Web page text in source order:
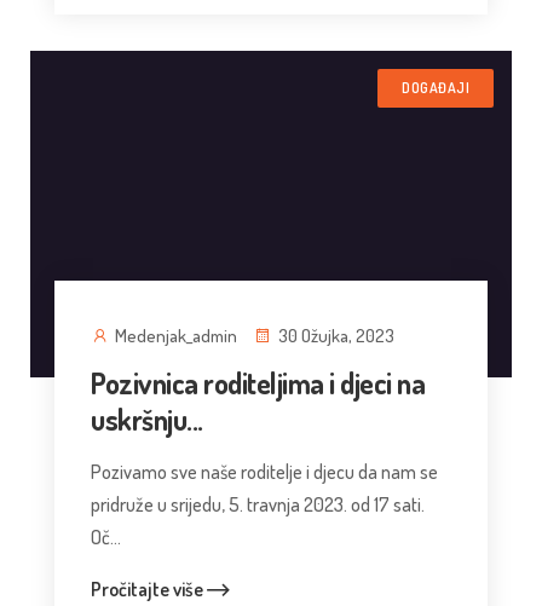
DOGAĐAJI
Medenjak_admin 30 Ožujka, 2023
Pozivnica roditeljima i djeci na
uskršnju...
Pozivamo sve naše roditelje i djecu da nam se
pridruže u srijedu, 5. travnja 2023. od 17 sati.
Oč...
Pročitajte više